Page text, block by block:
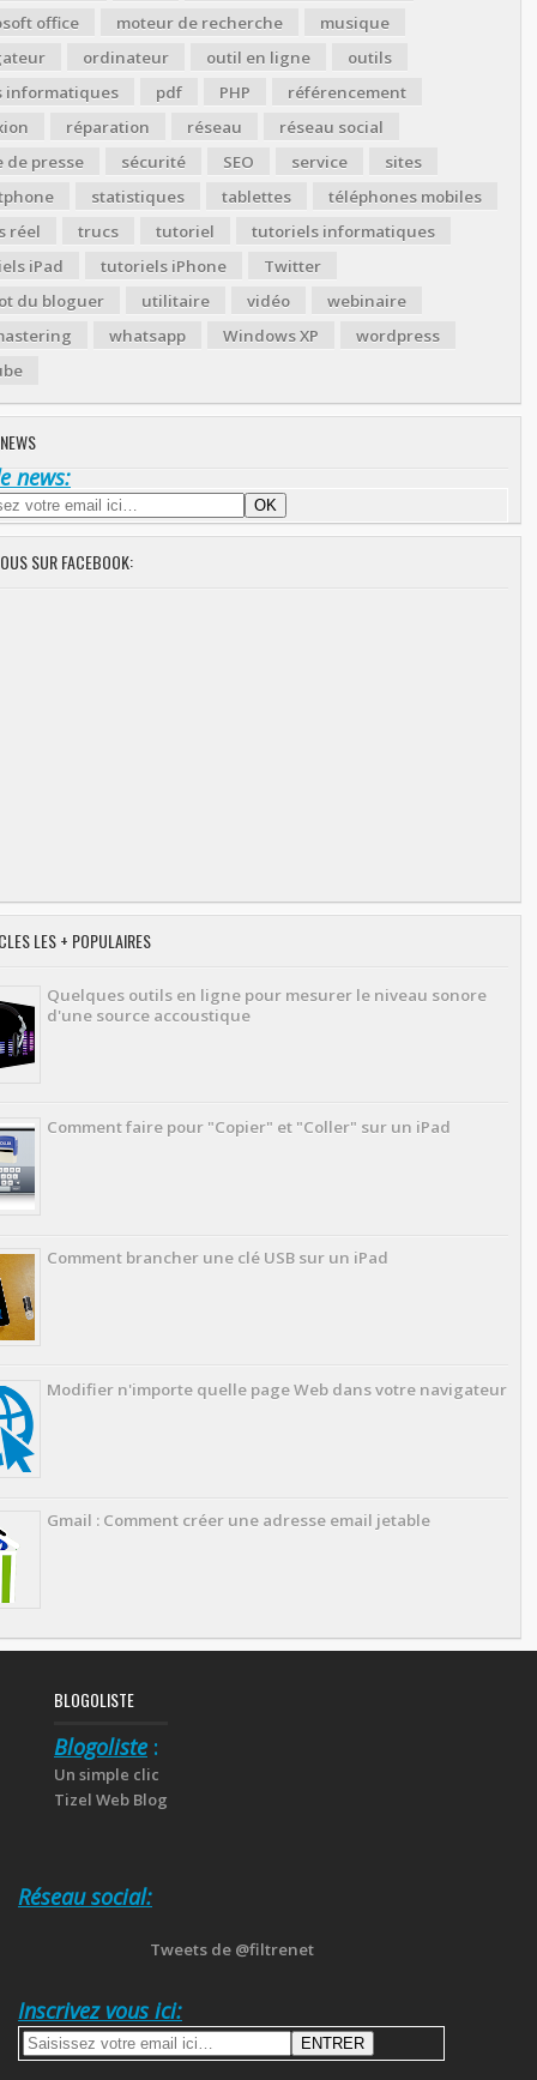
office
moteur de recherche
musique
ordinateur outil en ligne
outils
informatiques
pdf PHP
référencement
réparation réseau
réseau social
de presse
sécurité SEO service
sites
statistiques tablettes
téléphones mobiles
réel
trucs tutoriel
tutoriels informatiques
iPad
tutoriels iPhone
Twitter
du bloguer
utilitaire vidéo
webinaire
whatsapp Windows XP
wordpress
news:
SUR FACEBOOK:
LES + POPULAIRES
Quelques outils en ligne pour mesurer le niveau sonore
d'une source accoustique
Comment faire pour "Copier" et "Coller" sur un iPad
Comment brancher une clé USB sur un iPad
Modifier n'importe quelle page Web dans votre navigateur
Gmail : Comment créer une adresse email jetable
BLOGOLISTE
Blogoliste :
Un simple clic
Tizel Web Blog
Réseau social:
Tweets de @filtrenet
Inscrivez vous ici: